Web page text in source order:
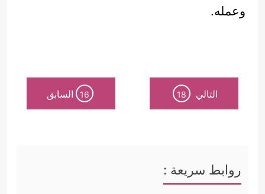
وعمله.
التالي 18
16 السابق
روابط سريعة :